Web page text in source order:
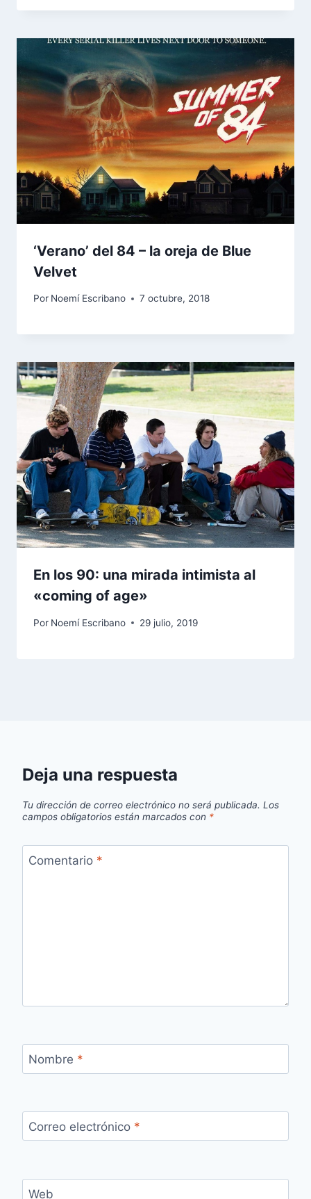
‘Verano’ del 84 – la oreja de Blue
Velvet
Por Noemí Escribano 7 octubre, 2018
En los 90: una mirada intimista al
«coming of age»
Por Noemí Escribano 29 julio, 2019
Deja una respuesta
Tu dirección de correo electrónico no será publicada. Los
campos obligatorios están marcados con *
Comentario *
Nombre *
Correo electrónico *
Web